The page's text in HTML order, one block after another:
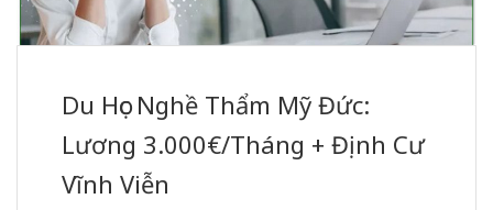
Du Học Nghề Thẩm Mỹ Đức:
Lương 3.000€/Tháng + Định Cư
Vĩnh Viễn